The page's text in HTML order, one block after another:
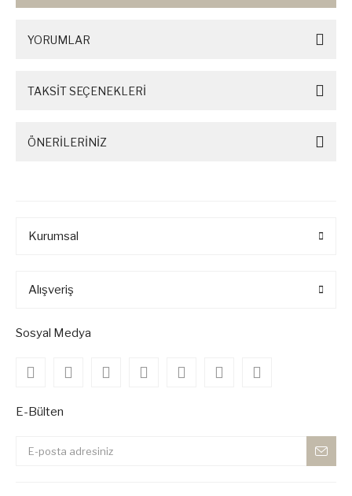
YORUMLAR
TAKSİT SEÇENEKLERİ
ÖNERİLERİNİZ
Kurumsal
Alışveriş
Sosyal Medya
E-Bülten